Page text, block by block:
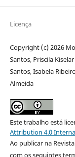
Licença
Copyright (c) 2026
Santos, Priscila
Santos, Isabela
Almeida
Este trabalho está
Attribution 4.0
Ao publicar na
com os seguintes